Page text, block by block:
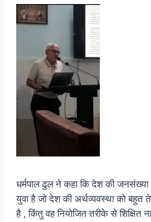
धर्मपाल ढुल ने कहा कि देश की जनसंख्या
युवा है जो देश की अर्थव्यवस्था को बहुत
है , किंतु वह नियोजित तरीके से शिक्षित